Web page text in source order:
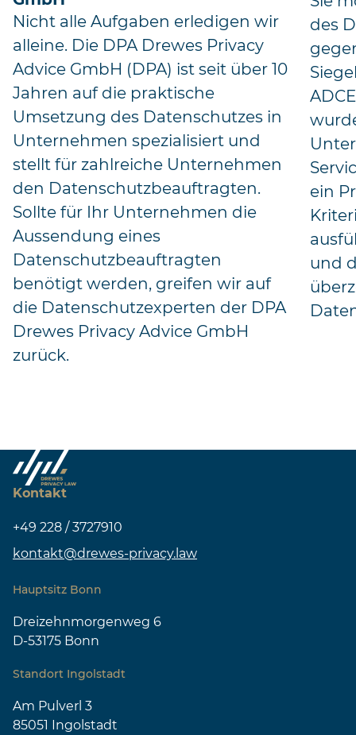
Nicht alle Aufgaben erledigen wir
alleine. Die DPA Drewes Privacy
Advice GmbH (DPA) ist seit über 10
Jahren auf die praktische
Umsetzung des Datenschutzes in
Unternehmen spezialisiert und
stellt für zahlreiche Unternehmen
den Datenschutzbeauftragten.
Sollte für Ihr Unternehmen die
Aussendung eines
Datenschutzbeauftragten
benötigt werden, greifen wir auf
die Datenschutzexperten der DPA
Drewes Privacy Advice GmbH
zurück.
des
ein
und
Kontakt
+49 228 / 3727910
kontakt@drewes-privacy.law
Hauptsitz Bonn
Dreizehnmorgenweg 6
D-53175 Bonn
Standort Ingolstadt
Am Pulverl 3
85051 Ingolstadt